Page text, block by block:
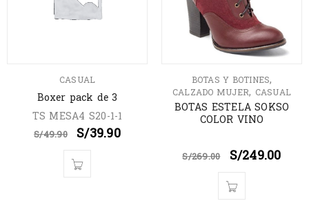
CASUAL
Boxer pack de 3
TS MESA4 S20-1-1
S/49.90 S/39.90
BOTAS Y BOTINES,
CALZADO MUJER, CASUAL
BOTAS ESTELA SOKSO
COLOR VINO
S/269.00 S/249.00